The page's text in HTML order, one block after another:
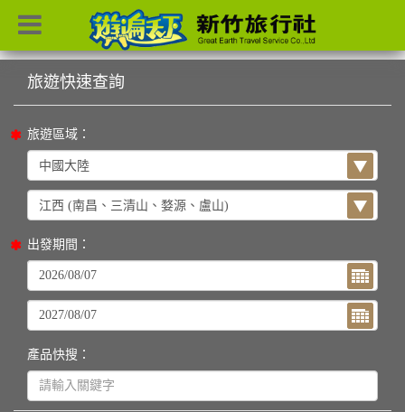
目前位置： 首頁 列表
旅遊區域：
出發期間：
產品快搜：